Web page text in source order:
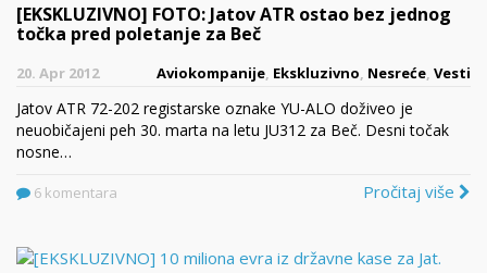
[EKSKLUZIVNO] FOTO: Jatov ATR ostao bez jednog
točka pred poletanje za Beč
20. Apr 2012 Aviokompanije, Ekskluzivno, Nesreće, Vesti
Jatov ATR 72-202 registarske oznake YU-ALO doživeo je
neuobičajeni peh 30. marta na letu JU312 za Beč. Desni točak
nosne…
6 komentara Pročitaj više